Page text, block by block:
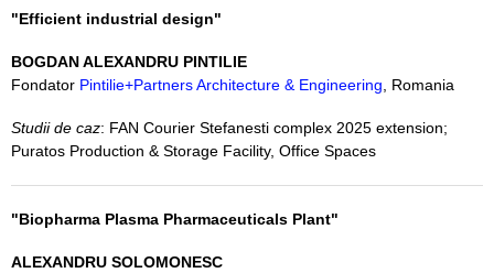
"Efficient industrial design"
BOGDAN ALEXANDRU PINTILIE
Fondator Pintilie+Partners Architecture & Engineering , Romania
Studii de caz: FAN Courier Stefanesti complex 2025 extension;
Puratos Production & Storage Facility, Office Spaces
"Biopharma Plasma Pharmaceuticals Plant"
ALEXANDRU SOLOMONESC